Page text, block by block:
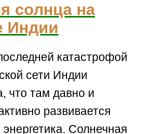
солнца на
Индии
катастрофой
сети Индии
что там давно и
развивается
Солнечная